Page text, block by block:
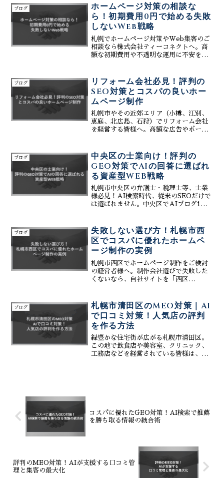
を公開。最新のAI検索（GEO）やMEO
と高度に連携し、安い料金で売上を最大
化する秘訣を伝授します。
ブログ
ホームページ対策の相談な
ら！初期費用0円で始める失敗
しないWeb戦略
札幌でホームページ対策やWeb集客のご
相談なら株式会社ティーコネクトへ。高
額な初期費用や不透明な運用に不安を感
識不要のCMS、そして生成AIを活用した
最新のSEO・MEO対策を提供。リスクを
最小限に抑え、失敗しないWeb戦略をプ
ロが伴走支援します。まずは無料の現状
調査で、貴社のWebサイトが持つポテン
シャルと課題を明らかにしましょう。お
気軽にご相談ください。
ブログ
リフォーム会社必見！評判の
SEO対策とコスパの良いホー
ムページ制作
札幌市やその近郊エリア（小樽、江別、
恵庭、北広島、石狩）でリフォーム会社
を経営する皆様へ。高額な広告やポータ
いホームページ制作」の極意を解説しま
す。株式会社ティーコネクトは生成AIを
駆使し、最新のAI検索（GEO）やMEO
対策を統合管理。問合せ発生時のリアル
タイム通知機能で、現場で忙しい皆様の
見込み客対応を劇的に効率化します。地
域密着の強みを活かし、自社サイトを最
ブログ
中央区の士業向け！評判の
GEO対策でAIの回答に選ばれ
る資産型WEB戦略
札幌市中央区の弁護士・税理士等、士業
様必見！AI検索時代、従来のSEOだけで
は選ばれません。中央区でAIブログ1位
GoogleビジネスプロフィールとHPを高
度に連携し、信頼を勝ち取る次世代の資
産型集客戦略をご提案します。
ブログ
失敗しない選び方！札幌市西
区でコスパに優れたホームペ
ージ制作の実例
札幌市西区でホームページ制作をご検討
の経営者様へ。制作会社選びで失敗した
くないなら、自社サイトを「西区
任せください。単に綺麗なサイトを作る
だけでなく、Googleビジネスプロフィー
ルとウェブサイトを高度に紐付け、アル
ゴリズムに沿った「AI検索（GEO対
策）」まで網羅。無差別な広告ではな
く、西区のターゲットに刺さる精度の高
い露出で、コスパ良く24時間働く最強の
営業マンを構築します。驚きの実例と成
ブログ
札幌市清田区のMEO対策｜AI
で口コミ対策！人気店の評判
を作る方法
緑豊かな住宅街が広がる札幌市清田区。
この地で飲食店や美容室、クリニック、
工務店などを経営されている皆様は、
コスパに優れたGEO対策！AI検索で推薦
を勝ち取る情報の統合術
評判のMEO対策！AIが支援する口コミ管
理と集客の最大化